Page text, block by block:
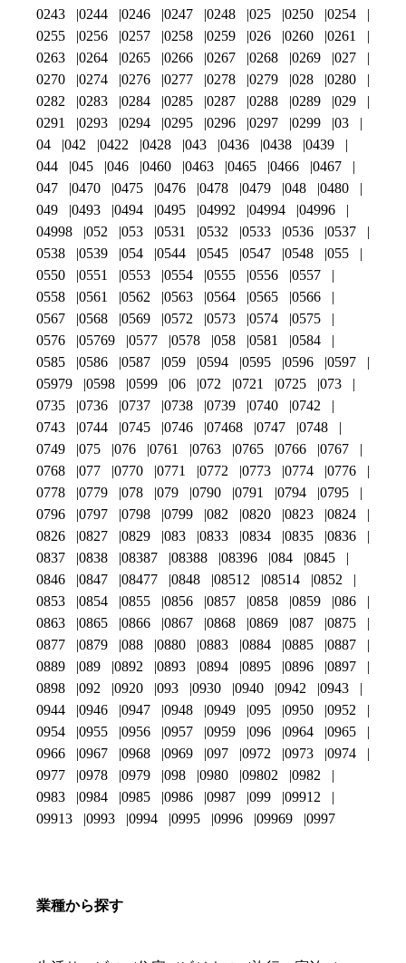
0243
0244 0246 0247 0248 025 0250
0254
0255
0256 0257 0258 0259 026 0260
0261
0263
0264 0265 0266 0267 0268 0269
027
0270
0274 0276 0277 0278 0279 028
0280
0282
0283 0284 0285 0287 0288 0289
029
0291
0293 0294 0295 0296 0297 0299
03
04
042 0422 0428 043 0436 0438
0439
044
045 046 0460 0463 0465 0466
0467
047
0470 0475 0476 0478 0479 048
0480
049
0493 0494 0495 04992 04994
04996
04998
052 053 0531 0532 0533 0536
0537
0538
0539 054 0544 0545 0547 0548
055
0550
0551 0553 0554 0555 0556
0557
0558
0561 0562 0563 0564 0565
0566
0567
0568 0569 0572 0573 0574
0575
0576
05769 0577 0578 058 0581
0584
0585
0586 0587 059 0594 0595 0596
0597
05979
0598 0599 06 072 0721 0725
073
0735
0736 0737 0738 0739 0740
0742
0743
0744 0745 0746 07468 0747
0748
0749
075 076 0761 0763 0765 0766
0767
0768
077 0770 0771 0772 0773 0774
0776
0778
0779 078 079 0790 0791 0794
0795
0796
0797 0798 0799 082 0820 0823
0824
0826
0827 0829 083 0833 0834 0835
0836
0837
0838 08387 08388 08396 084
0845
0846
0847 08477 0848 08512 08514
0852
0853
0854 0855 0856 0857 0858 0859
086
0863
0865 0866 0867 0868 0869 087
0875
0877
0879 088 0880 0883 0884 0885
0887
0889
089 0892 0893 0894 0895 0896
0897
0898
092 0920 093 0930 0940 0942
0943
0944
0946 0947 0948 0949 095 0950
0952
0954
0955 0956 0957 0959 096 0964
0965
0966
0967 0968 0969 097 0972 0973
0974
0977
0978 0979 098 0980 09802
0982
0983
0984 0985 0986 0987 099
09912
09913
0993 0994 0995 0996 09969 0997
業種から探す